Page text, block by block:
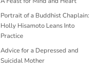
Portrait of a Buddhist Chaplain:
Holly Hisamoto Leans Into
Practice
Advice for a Depressed and
Suicidal Mother